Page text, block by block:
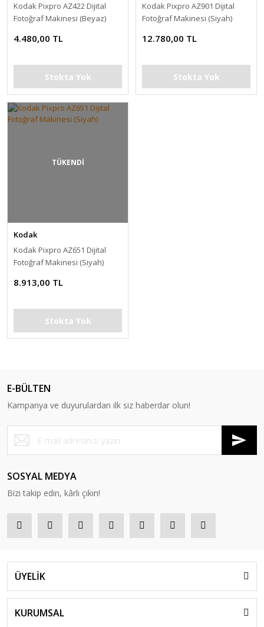
Kodak Pixpro AZ422 Dijital
Fotoğraf Makinesi (Beyaz)
4.480,00 TL
Stokta Yok
Kodak Pixpro AZ901 Dijital
Fotoğraf Makinesi (Siyah)
12.780,00 TL
Stokta Yok
TÜKENDİ
Kodak
Kodak Pixpro AZ651 Dijital
Fotoğraf Makinesi (Siyah)
8.913,00 TL
Stokta Yok
E-BÜLTEN
Kampanya ve duyurulardan ilk siz haberdar olun!
SOSYAL MEDYA
Bizi takip edin, kârlı çıkın!
ÜYELİK
KURUMSAL